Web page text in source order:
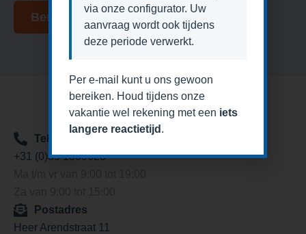
Bericht sturen
Telefoon
+31 (0)85 1309623
Postadres
Heer Arendstraat 11
via onze configurator. Uw
aanvraag wordt ook tijdens
deze periode verwerkt.
Per e-mail kunt u ons gewoon
bereiken. Houd tijdens onze
vakantie wel rekening met een iets
langere reactietijd .